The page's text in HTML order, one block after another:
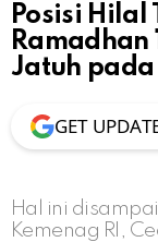
Posisi Hilal
Jatuh
GET
Hal ini
Kemenag RI,